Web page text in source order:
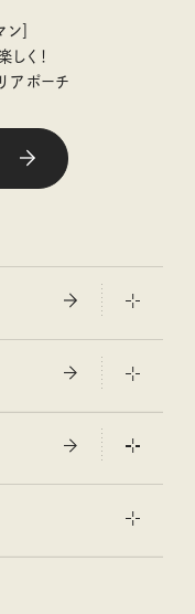
］
しく！
アポーチ
テリア
いいリンネル旅ガイ